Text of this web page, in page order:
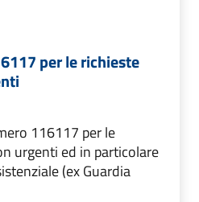
per le richieste
116117 per le
urgenti ed in particolare
(ex Guardia